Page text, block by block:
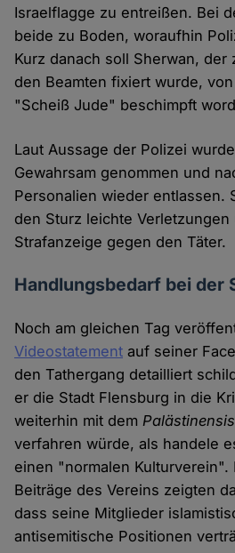
Israelflagge zu entreißen. Bei
beide zu Boden, woraufhin
Kurz danach soll Sherwan, der
den Beamten fixiert wurde,
"Scheiß Jude" beschimpft
Laut Aussage der Polizei
Gewahrsam genommen und
Personalien wieder entlassen.
den Sturz leichte Verletzungen
Strafanzeige gegen den Täter.
Handlungsbedarf bei der
Noch am gleichen Tag
Videostatement auf seiner
den Tathergang detailliert
er die Stadt Flensburg in die
weiterhin mit dem
verfahren würde, als handele
einen "normalen Kulturverein".
Beiträge des Vereins zeigten
dass seine Mitglieder
antisemitische Positionen